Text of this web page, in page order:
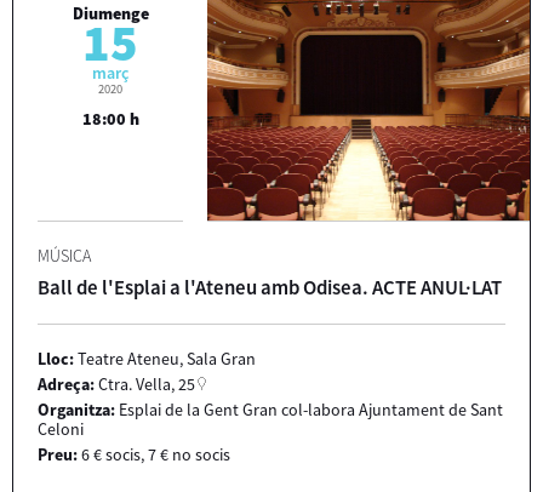
Diumenge
15
març
2020
18:00 h
MÚSICA
Ball de l'Esplai a l'Ateneu amb Odisea. ACTE ANUL·LAT
Lloc:Teatre Ateneu, Sala Gran
Adreça:Ctra. Vella, 25
Organitza: Esplai de la Gent Gran col-labora Ajuntament de Sant
Celoni
Preu:6 € socis, 7 € no socis